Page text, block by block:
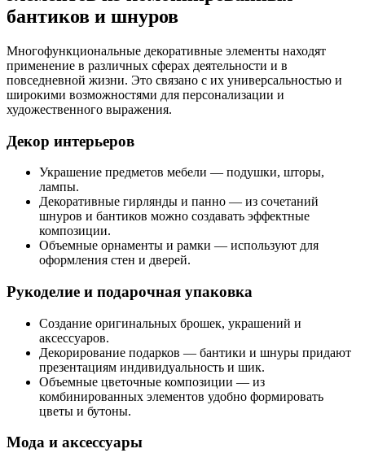
бантиков и шнуров
Многофункциональные декоративные элементы находят
применение в различных сферах деятельности и в
повседневной жизни. Это связано с их универсальностью и
широкими возможностями для персонализации и
художественного выражения.
Декор интерьеров
Украшение предметов мебели — подушки, шторы,
лампы.
Декоративные гирлянды и панно — из сочетаний
шнуров и бантиков можно создавать эффектные
композиции.
Объемные орнаменты и рамки — используют для
оформления стен и дверей.
Рукоделие и подарочная упаковка
Создание оригинальных брошек, украшений и
аксессуаров.
Декорирование подарков — бантики и шнуры придают
презентациям индивидуальность и шик.
Объемные цветочные композиции — из
комбинированных элементов удобно формировать
цветы и бутоны.
Мода и аксессуары